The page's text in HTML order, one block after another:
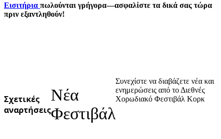
Εισιτήρια πωλούνται γρήγορα—ασφαλίστε τα δικά σας τώρα
πριν εξαντληθούν!
Σχετικές
αναρτήσεις
Νέα
Φεστιβάλ
Συνεχίστε να διαβάζετε νέα και
ενημερώσεις από το Διεθνές
Χορωδιακό Φεστιβάλ Κορκ